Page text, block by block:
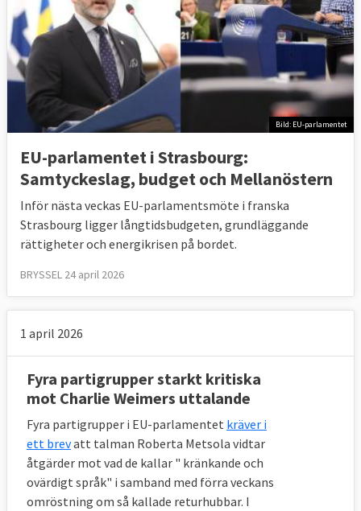
Bild: EU-parlamentet
EU-parlamentet i Strasbourg:
Samtyckeslag, budget och Mellanöstern
Inför nästa veckas EU-parlamentsmöte i franska
Strasbourg ligger långtidsbudgeten, grundläggande
rättigheter och energikrisen på bordet.
BRYSSEL 24 april 2026
1 april 2026
Fyra partigrupper starkt kritiska
mot Charlie Weimers uttalande
Fyra partigrupper i EU-parlamentet kräver i
ett brevatt talman Roberta Metsola vidtar
åtgärder mot vad de kallar " kränkande och
ovärdigt språk" i samband med förra veckans
omröstning om så kallade returhubbar. I